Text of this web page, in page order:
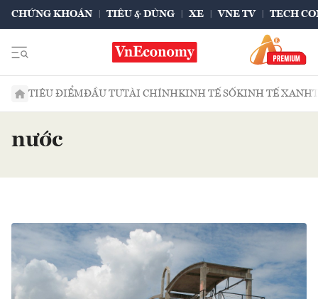
CHỨNG KHOÁN TIÊU & DÙNG XE VNE TV TECH
TIÊU ĐIỂMĐẦU TƯTÀI CHÍNHKINH TẾ SỐKINH TẾ XANH
nước